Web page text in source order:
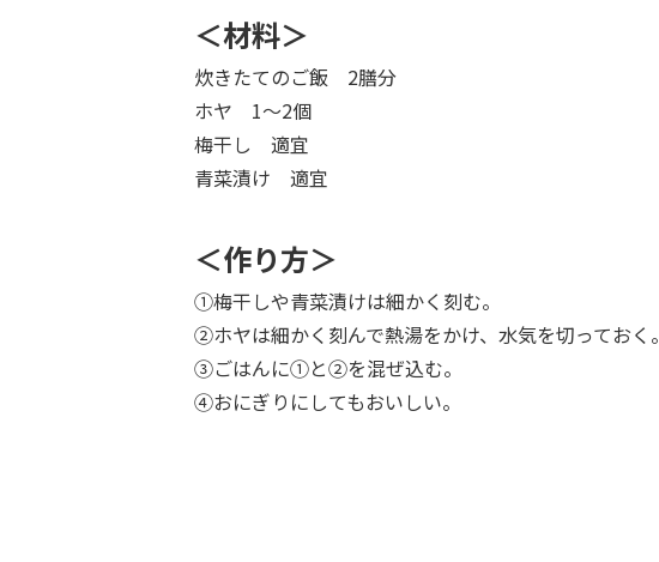
＜材料＞
炊きたてのご飯 2膳分
ホヤ 1～2個
梅干し 適宜
青菜漬け 適宜
＜作り方＞
①梅干しや青菜漬けは細かく刻む。
②ホヤは細かく刻んで熱湯をかけ、水気を切っておく。
③ごはんに①と②を混ぜ込む。
④おにぎりにしてもおいしい。